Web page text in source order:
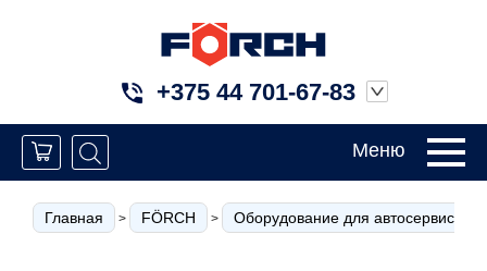
+375 44 701-67-83
Меню
Главная > FÖRCH > Оборудование для автосервиса